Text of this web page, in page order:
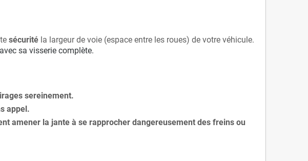
sécurité la largeur de voie (espace entre les roues) de votre véhicule.
sa visserie complète.
sereinement.
appel.
amener la jante à se rapprocher dangereusement des freins ou